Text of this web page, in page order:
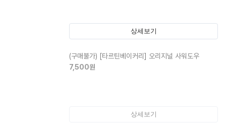
상세보기
(구매불가) [타르틴베이커리] 오리지널 사워도우
7,500원
상세보기